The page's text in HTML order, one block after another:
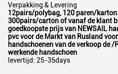
Verpakking & Levering
12pairs/polybag, 120 paren/
300pairs/carton of vanaf de klant
goedkoopste prijs van NEWSAIL
pvc voor de Markt van Rusland
handschoenen van de verkoop de /
werkende handschoen
levertijd: 25-35days